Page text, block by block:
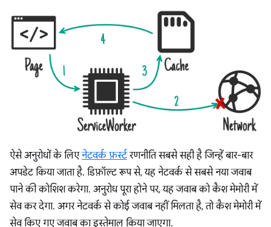
ऐसे अनुरोधों के लिएनेटवर्क फ़र्स्टरणनीति सबसे सही है जिन्हें बार-बार
अपडेट किया जाता है. डिफ़ॉल्ट रूप से, यह नेटवर्क से सबसे नया जवाब
पाने की कोशिश करेगा. अनुरोध पूरा होने पर, यह जवाब को कैश मेमोरी में
सेव कर देगा. अगर नेटवर्क से कोई जवाब नहीं मिलता है, तो कैश मेमोरी में
सेव किए गए जवाब का इस्तेमाल किया जाएगा.